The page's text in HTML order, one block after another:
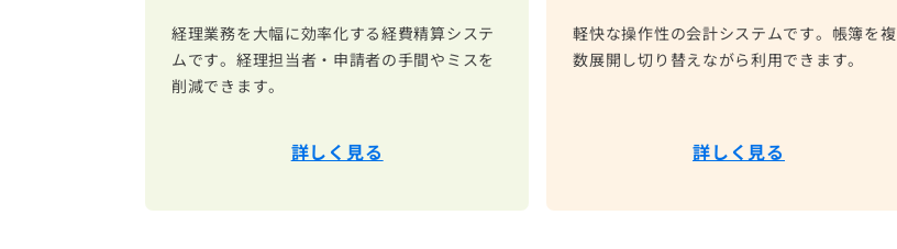
経理業務を大幅に効率化する経費精算システ
ムです。経理担当者・申請者の手間やミスを
削減できます。
詳しく見る
軽快な操作性の会計システムです。帳簿を複
数展開し切り替えながら利用できます。
詳しく見る